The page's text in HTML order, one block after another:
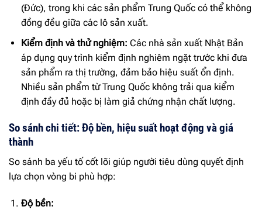
(Đức), trong khi các sản phẩm Trung Quốc có thể không
đồng đều giữa các lô sản xuất.
Kiểm định và thử nghiệm: Các nhà sản xuất Nhật Bản
áp dụng quy trình kiểm định nghiêm ngặt trước khi đưa
sản phẩm ra thị trường, đảm bảo hiệu suất ổn định.
Nhiều sản phẩm từ Trung Quốc không trải qua kiểm
định đầy đủ hoặc bị làm giả chứng nhận chất lượng.
So sánh chi tiết: Độ bền, hiệu suất hoạt động và giá
thành
So sánh ba yếu tố cốt lõi giúp người tiêu dùng quyết định
lựa chọn vòng bi phù hợp:
Độ bền: